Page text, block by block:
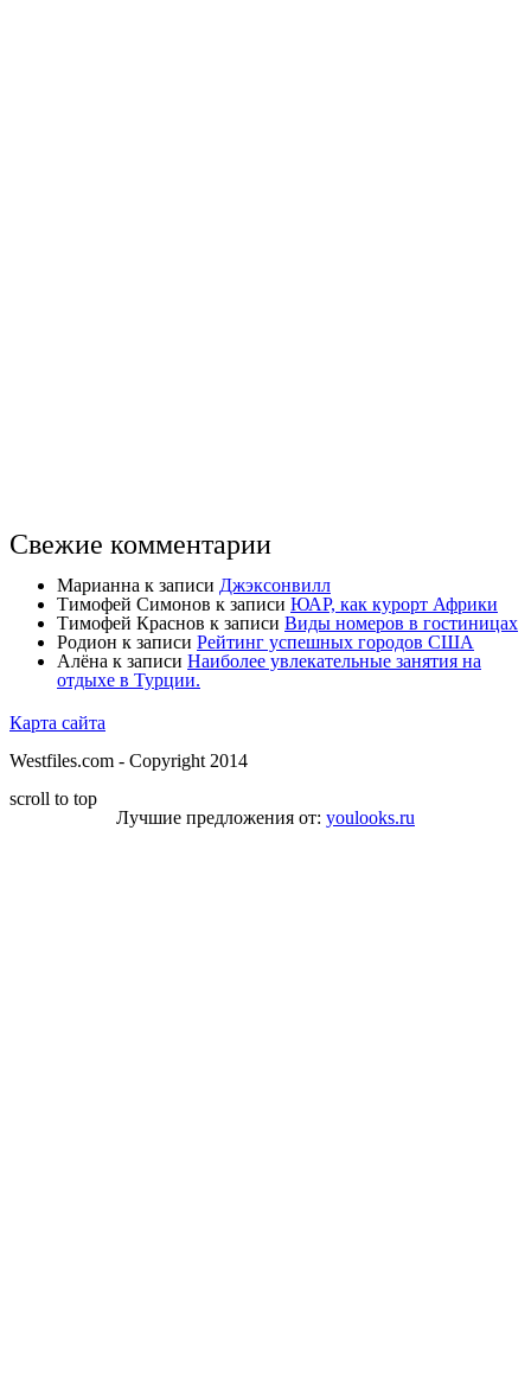
Свежие комментарии
Марианна к записи Джэксонвилл
Тимофей Симонов к записи ЮАР, как курорт Африки
Тимофей Краснов к записи Виды номеров в гостиницах
Родион к записи Рейтинг успешных городов США
Алёна к записи Наиболее увлекательные занятия на
отдыхе в Турции.
Карта сайта
Westfiles.com - Copyright 2014
scroll to top
Лучшие предложения от: youlooks.ru